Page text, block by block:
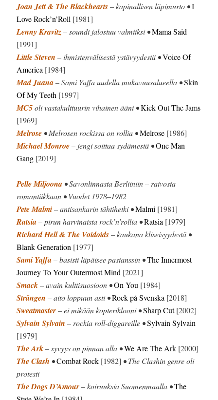
Joan Jett & The Blackhearts– kapinallisen läpimurto •I
Love Rock’n’Roll [1981]
Lenny Kravitz– soundi jalostuu valmiiksi •Mama Said
[1991]
Little Steven – ihmistenvälisestä ystävyydestä •Voice Of
America [1984]
Mad Juana– Sami Yaffa uudella mukavuusalueella •Skin
Of My Teeth [1997]
MC5oli vastakulttuurin vihainen ääni •Kick Out The Jams
[1969]
Melrose • Melrosen rockissa on rollia •Melrose [1986]
Michael Monroe– jengi soittaa sydämestä •One Man
Gang [2019]
Pelle Miljoona • Savonlinnasta Berliiniin – raivosta
romantiikkaan • Vuodet 1978–1982
Pete Malmi– antisankarin tähtihetki •Malmi [1981]
Ratsia– pirun harvinaista rock’n’rollia •Ratsia [1979]
Richard Hell & The Voidoids– kaukana kliseisyydestä •
Blank Generation [1977]
Sami Yaffa– basisti läpäisee pasianssin •The Innermost
Journey To Your Outermost Mind [2021]
Smack– avain kulttisuosioon •On You [1984]
Strängen – aito loppuun asti •Rock på Svenska [2018]
Sweatmaster– ei mikään kopteriklooni •Sharp Cut[2002]
Sylvain Sylvain – rockia roll-diggareille •Sylvain Sylvain
[1979]
The Ark– syvyys on pinnan alla •We Are The Ark [2000]
The Clash •Combat Rock [1982] • The Clashin genre oli
protesti
The Dogs D’Amour– koiruuksia Suomenmaalla •The